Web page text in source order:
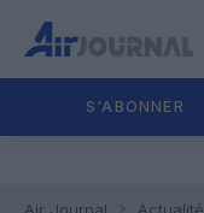
S'ABONNER